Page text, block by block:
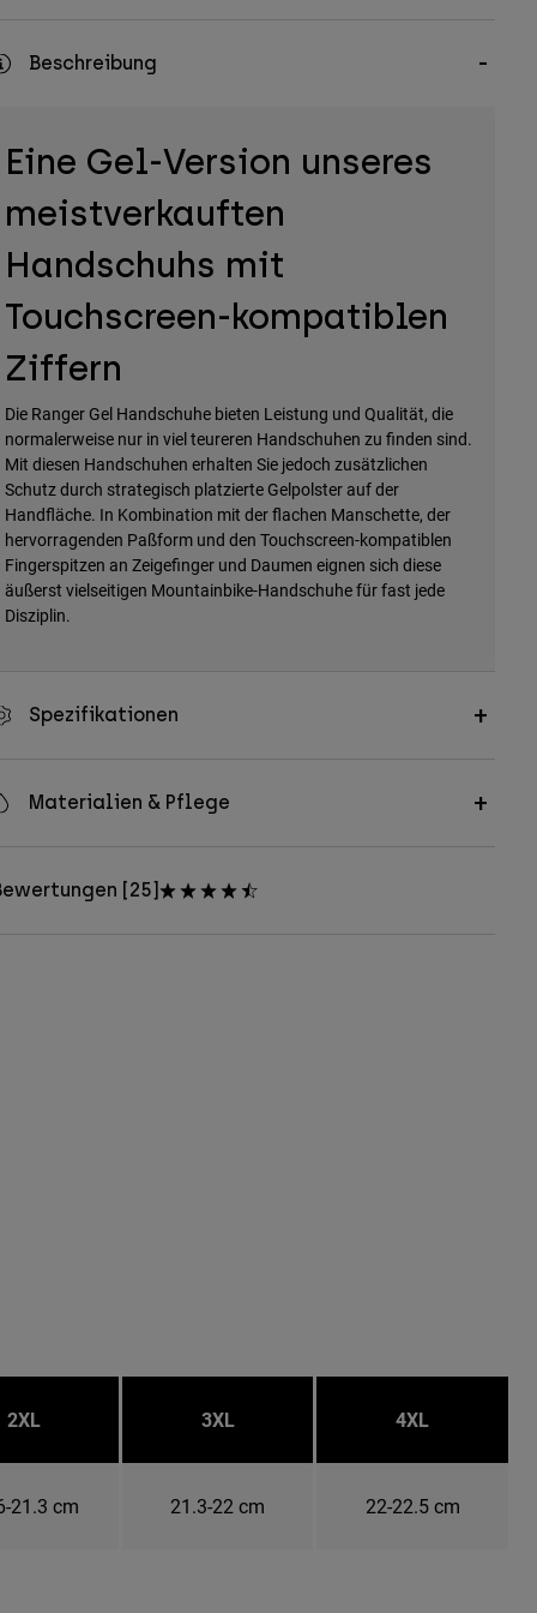
Beschreibung
Eine Gel-Version unseres
meistverkauften
Handschuhs mit
Touchscreen-kompatiblen
Ziffern
Die Ranger Gel Handschuhe bieten Leistung und Qualität, die
normalerweise nur in viel teureren Handschuhen zu finden sind.
Mit diesen Handschuhen erhalten Sie jedoch zusätzlichen
Schutz durch strategisch platzierte Gelpolster auf der
Handfläche. In Kombination mit der flachen Manschette, der
hervorragenden Paßform und den Touchscreen-kompatiblen
Fingerspitzen an Zeigefinger und Daumen eignen sich diese
äußerst vielseitigen Mountainbike-Handschuhe für fast jede
Disziplin.
Spezifikationen
Materialien & Pflege
[25]
2XL 3XL 4XL
21.3 cm 21.3-22 cm 22-22.5 cm